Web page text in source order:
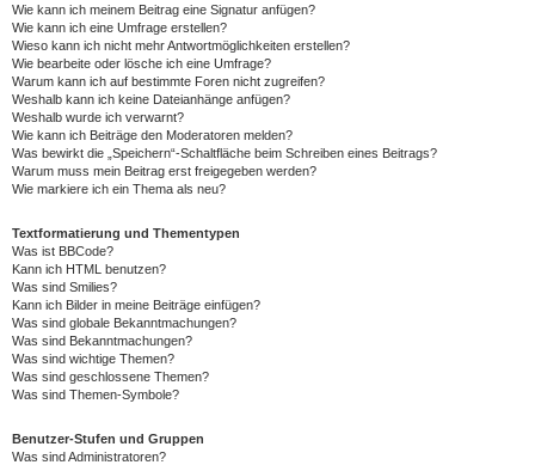
Wie kann ich meinem Beitrag eine Signatur anfügen?
Wie kann ich eine Umfrage erstellen?
Wieso kann ich nicht mehr Antwortmöglichkeiten erstellen?
Wie bearbeite oder lösche ich eine Umfrage?
Warum kann ich auf bestimmte Foren nicht zugreifen?
Weshalb kann ich keine Dateianhänge anfügen?
Weshalb wurde ich verwarnt?
Wie kann ich Beiträge den Moderatoren melden?
Was bewirkt die „Speichern“-Schaltfläche beim Schreiben eines Beitrags?
Warum muss mein Beitrag erst freigegeben werden?
Wie markiere ich ein Thema als neu?
Textformatierung und Thementypen
Was ist BBCode?
Kann ich HTML benutzen?
Was sind Smilies?
Kann ich Bilder in meine Beiträge einfügen?
Was sind globale Bekanntmachungen?
Was sind Bekanntmachungen?
Was sind wichtige Themen?
Was sind geschlossene Themen?
Was sind Themen-Symbole?
Benutzer-Stufen und Gruppen
Was sind Administratoren?